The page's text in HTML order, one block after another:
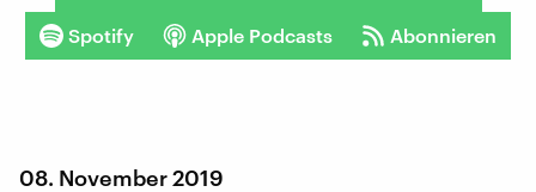
Spotify Apple Podcasts Abonnieren
08. November 2019